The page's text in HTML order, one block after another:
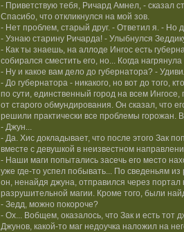
- Приветствую тебя, Ричард Амнел, - сказал
Спасибо, что откликнулся на мой зов.
- Нет проблем, старый друг. - Ответил я. - Но
- Узнаю старину Ричарда! - Улыбнулся
- Как ты знаешь, на аллоде Ингос есть
собирался сместить его, но... Когда
- Ну и какое вам дело до губернатора? -
- До губернатора - никакого, но вот до того,
по сути, единственный город на всем
от старого обмундирования. Он сказал, что
решили практически все проблемы горожан.
- Джун...
- Да. Хис докладывает, что после этого Зак
вместе с девушкой в неизвестном
- Наши маги попытались засечь его место
уже где-то успел побывать... По сведеньям
он, ненайдя джуна, отправился через
разрушительной магии. Кроме того, были
- Зедд, можно покороче?
- Ох... Вобщем, оказалось, что Зак и есть тот
Джунов, какой-то маг недоучка наложил на